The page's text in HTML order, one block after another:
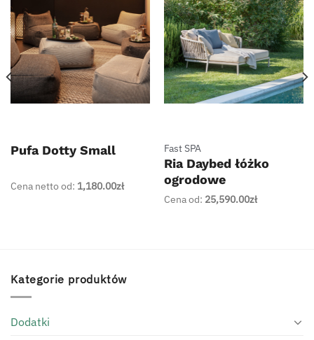
Pufa Dotty Small
Cena netto od: 1,180.00zł
Fast SPA
Ria Daybed łóżko
ogrodowe
Cena od: 25,590.00zł
Kategorie produktów
Dodatki